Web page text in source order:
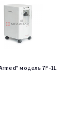
модель 7F-1L